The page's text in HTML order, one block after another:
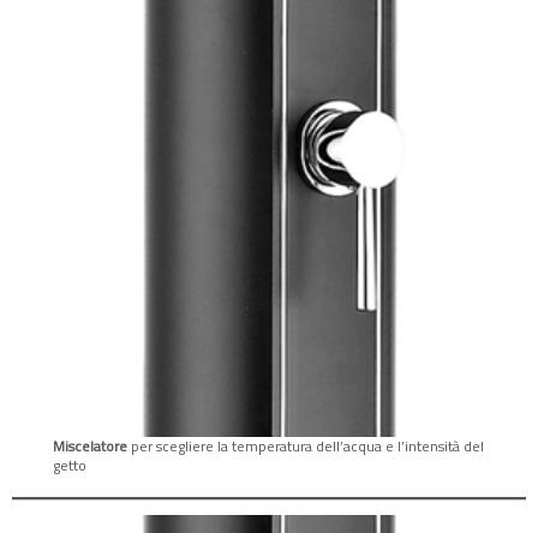
Miscelatore per scegliere la temperatura dell’acqua e l’intensità del
getto